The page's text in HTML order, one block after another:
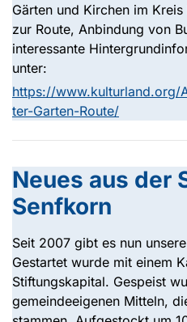
Gärten und Kirchen im
zur Route, Anbindung von
interessante
unter:
https://www.kulturland.org/
ter-Garten-Route/
Neues aus der
Senfkorn
Seit 2007 gibt es nun
Gestartet wurde mit einem
Stiftungskapital. Gespeist
gemeindeeigenen Mitteln,